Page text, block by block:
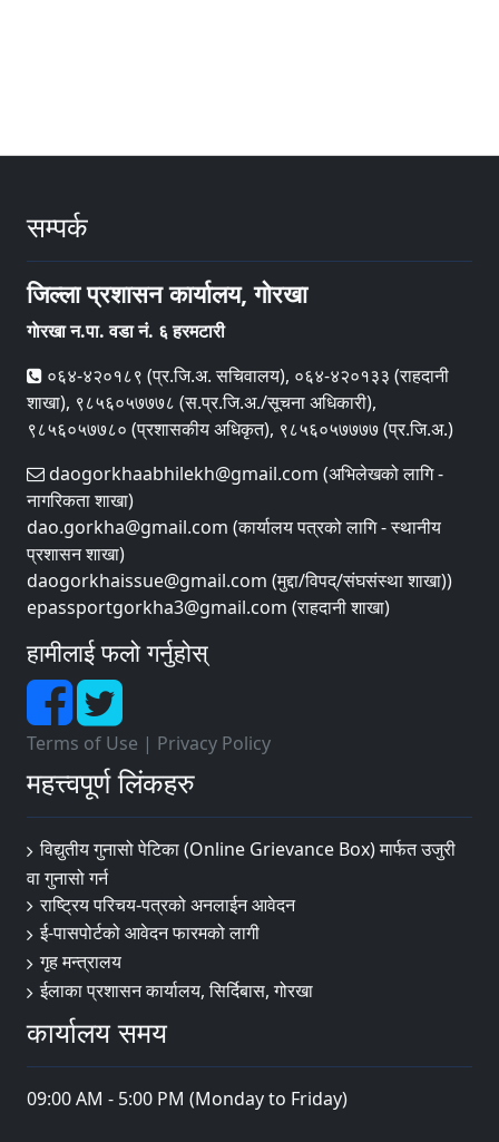
सम्पर्क
जिल्ला प्रशासन कार्यालय, गाेरखा
गाेरखा न.पा. वडा नं. ६ हरमटारी
०६४-४२०१८९ (प्र.जि.अ. सचिवालय), ०६४-४२०१३३ (राहदानी
शाखा), ९८५६०५७७७८ (स.प्र.जि.अ./सूचना अधिकारी),
९८५६०५७७८० (प्रशासकीय अधिकृत), ९८५६०५७७७७ (प्र.जि.अ.)
daogorkhaabhilekh@gmail.com (अभिलेखको लागि -
नागरिकता शाखा)
dao.gorkha@gmail.com (कार्यालय पत्रको लागि - स्थानीय
प्रशासन शाखा)
daogorkhaissue@gmail.com (मुद्दा/विपद्/संघसंस्था शाखा))
epassportgorkha3@gmail.com (राहदानी शाखा)
हामीलाई फलो गर्नुहोस्
Terms of Use | Privacy Policy
महत्त्वपूर्ण लिंकहरु
विद्युतीय गुनासो पेटिका (Online Grievance Box) मार्फत उजुरी
वा गुनासो गर्न
राष्‍ट्रिय परिचय-पत्रको अनलाईन आवेदन
ई-पासपोर्टको आवेदन फारमको लागी
गृह मन्त्रालय
ईलाका प्रशासन कार्यालय, सिर्दिबास, गोरखा
कार्यालय समय
09:00 AM - 5:00 PM (Monday to Friday)